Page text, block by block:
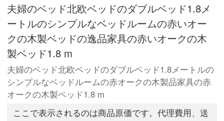
夫婦のベッド北欧ベッドのダブルベッド1.8メ
ートルのシンプルなベッドルームの赤いオー
クの木製ベッドの逸品家具の赤いオークの木
製ベッド1.8 m
夫婦のベッド北欧ベッドのダブルベッド1.8メートルの
シンプルなベッドルームの赤オークの木製品家具の赤
オークの木製ベッド1.8 m
ここで表示されるのは商品原価です。代理費用、送